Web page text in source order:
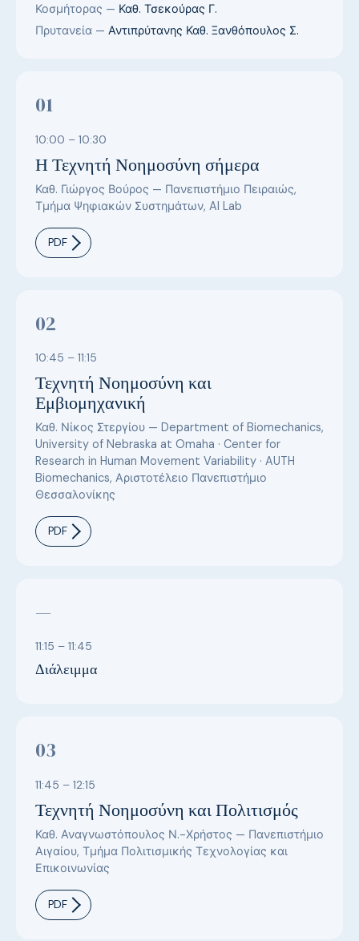
Κοσμήτορας — Καθ. Τσεκούρας Γ.
Πρυτανεία — Αντιπρύτανης Καθ. Ξανθόπουλος Σ.
01
10:00 – 10:30
Η Τεχνητή Νοημοσύνη σήμερα
Καθ. Γιώργος Βούρος — Πανεπιστήμιο Πειραιώς,
Τμήμα Ψηφιακών Συστημάτων, AI Lab
PDF
02
10:45 – 11:15
Τεχνητή Νοημοσύνη και
Εμβιομηχανική
Καθ. Νίκος Στεργίου — Department of Biomechanics,
University of Nebraska at Omaha · Center for
Research in Human Movement Variability · AUTH
Biomechanics, Αριστοτέλειο Πανεπιστήμιο
Θεσσαλονίκης
PDF
—
11:15 – 11:45
Διάλειμμα
03
11:45 – 12:15
Τεχνητή Νοημοσύνη και Πολιτισμός
Καθ. Αναγνωστόπουλος Ν.-Χρήστος — Πανεπιστήμιο
Αιγαίου, Τμήμα Πολιτισμικής Τεχνολογίας και
Επικοινωνίας
PDF